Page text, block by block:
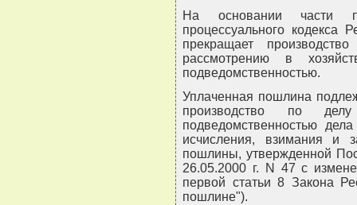
На основании части
процессуального кодекса
прекращает
рассмотрению в
подведомственностью.
Уплаченная пошлина
производство по
подведомственностью
исчисления, взимания и
пошлины, утвержденной
26.05.2000 г. N 47 с
первой статьи 8 Закона
пошлине").